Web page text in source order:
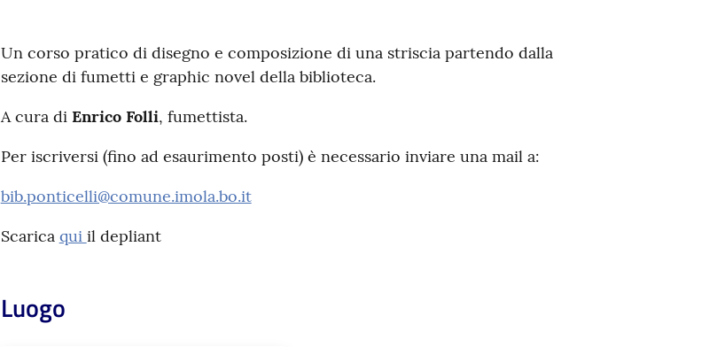
Un corso pratico di disegno e composizione di una striscia partendo dalla
sezione di fumetti e graphic novel della biblioteca.
A cura di Enrico Folli, fumettista.
Per iscriversi (fino ad esaurimento posti) è necessario inviare una mail a:
bib.ponticelli@comune.imola.bo.it
Scarica qui il depliant
Luogo